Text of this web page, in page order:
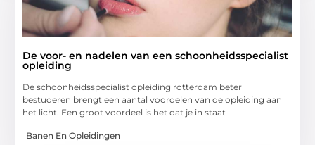
De voor- en nadelen van een schoonheidsspecialist
opleiding
De schoonheidsspecialist opleiding rotterdam beter
bestuderen brengt een aantal voordelen van de opleiding aan
het licht. Een groot voordeel is het dat je in staat
Banen En Opleidingen